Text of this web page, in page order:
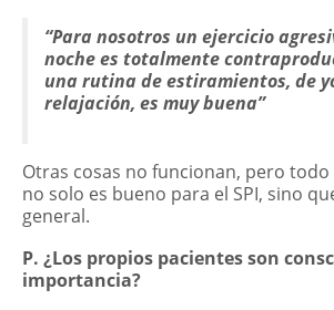
“Para nosotros un ejercicio
noche es totalmente
una rutina de estiramientos, de
relajación, es muy buena”
Otras cosas no funcionan, pero todo
no solo es bueno para el SPI, sino
general.
P. ¿Los propios pacientes son
importancia?